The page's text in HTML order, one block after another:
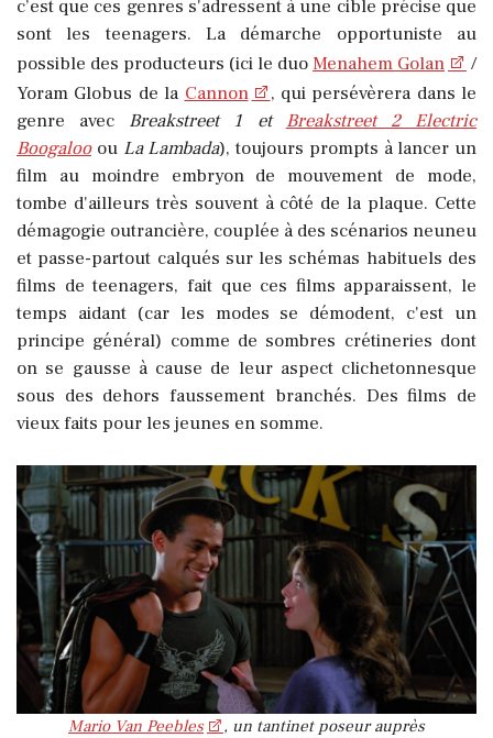
c’est que ces genres s'adressent à une cible précise que
sont les teenagers. La démarche opportuniste au
possible des producteurs (ici le duo Menahem Golan
/
Yoram Globus de la Cannon
, qui persévèrera dans le
genre avec Breakstreet 1 et Breakstreet 2 Electric
Boogalooou La Lambada), toujours prompts à lancer un
film au moindre embryon de mouvement de mode,
tombe d'ailleurs très souvent à côté de la plaque. Cette
démagogie outrancière, couplée à des scénarios neuneu
et passe-partout calqués sur les schémas habituels des
films de teenagers, fait que ces films apparaissent, le
temps aidant (car les modes se démodent, c'est un
principe général) comme de sombres crétineries dont
on se gausse à cause de leur aspect clichetonnesque
sous des dehors faussement branchés. Des films de
vieux faits pour les jeunes en somme.
Mario Van Peebles
, un tantinet poseur auprès